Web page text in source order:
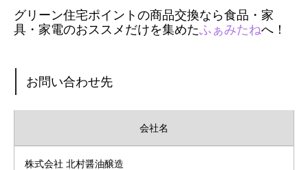
グリーン住宅ポイントの商品交換なら食品・家
具・家電のおススメだけを集めたふぁみたねへ！
お問い合わせ先
会社名
株式会社 北村醤油醸造